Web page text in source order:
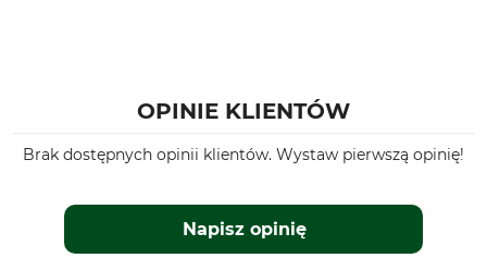
OPINIE KLIENTÓW
Brak dostępnych opinii klientów. Wystaw pierwszą opinię!
Napisz opinię